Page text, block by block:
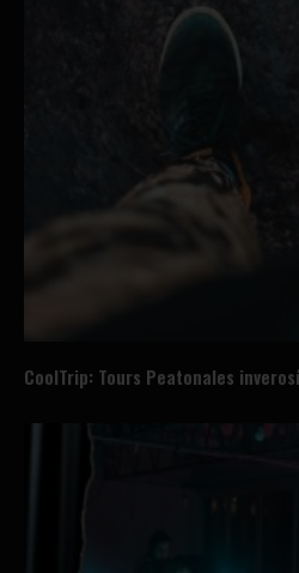
CoolTrip: Tours Peatonales